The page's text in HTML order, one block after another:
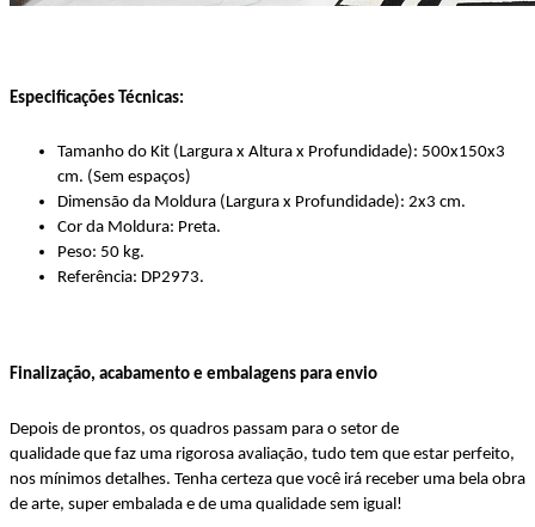
Especificações Técnicas:
Tamanho do Kit (Largura x Altura x Profundidade): 500x150x3
cm. (Sem espaços)
Dimensão da Moldura (Largura x Profundidade): 2x3 cm.
Cor da Moldura: Preta.
Peso: 50 kg.
Referência: DP2973.
Finalização, acabamento e embalagens para envio
Depois de prontos, os quadros passam para o setor de
qualidade que faz uma rigorosa avaliação, tudo tem que estar perfeito,
nos mínimos detalhes. Tenha certeza que você irá receber uma bela obra
de arte, super embalada e de uma qualidade sem igual!